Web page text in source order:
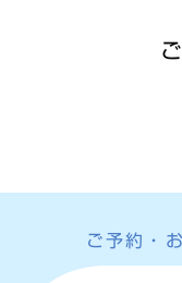
ご予約・